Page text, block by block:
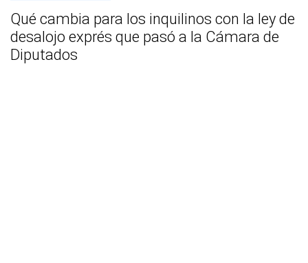
Qué cambia para los inquilinos con la ley de
desalojo exprés que pasó a la Cámara de
Diputados